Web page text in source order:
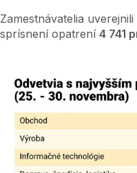
Zamestnávatelia
sprísnení opatrení 4 741